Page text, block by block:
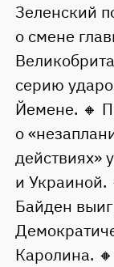
Зеленский
о смене
серию
Йемене. 🔸
о
действиях»
и
Байден
Каролина.